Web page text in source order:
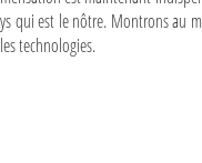
qui est le nôtre. Montrons au
technologies.